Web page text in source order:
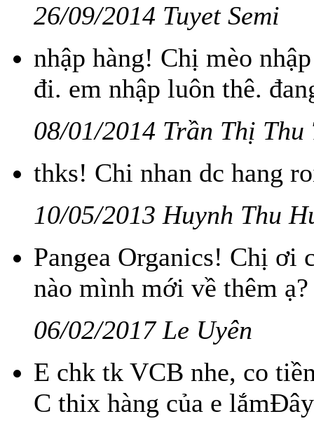
26/09/2014 Tuyet Semi
nhập hàng! Chị mèo
đi. em nhập luôn thê.
08/01/2014 Trần Thị Thu
thks! Chi nhan dc hang
10/05/2013 Huynh Thu
Pangea Organics! Chị ơi
nào mình mới về thêm
06/02/2017 Le Uyên
E chk tk VCB nhe, co
C thix hàng của e